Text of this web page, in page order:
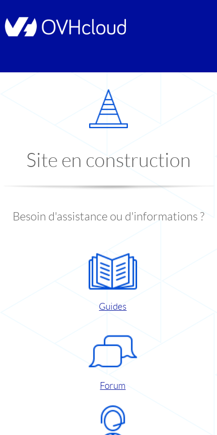
Site en construction
Besoin d'assistance ou d'informations ?
Guides
Forum